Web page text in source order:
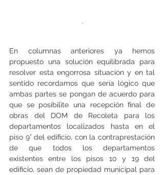
.
En columnas anteriores ya hemos
propuesto una solución equilibrada para
resolver esta engorrosa situación y en tal
sentido recordamos que sería lógico que
ambas partes se pongan de acuerdo para
que se posibilite una recepción final de
obras del DOM de Recoleta para los
departamentos localizados hasta en el
piso 9° del edificio, con la contraprestación
de que todos los departamentos
existentes entre los pisos 10 y 19 del
edificio, sean de propiedad municipal para